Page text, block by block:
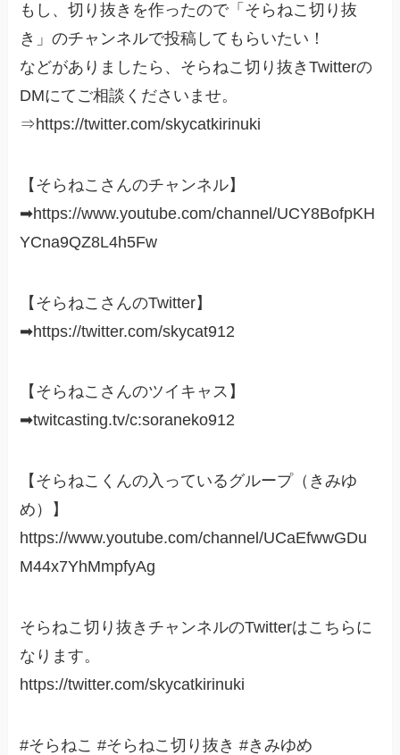
もし、切り抜きを作ったので「そらねこ切り抜
き」のチャンネルで投稿してもらいたい！
などがありましたら、そらねこ切り抜きTwitterの
DMにてご相談くださいませ。
⇒https://twitter.com/skycatkirinuki
【そらねこさんのチャンネル】
➡https://www.youtube.com/channel/UCY8BofpKH
YCna9QZ8L4h5Fw
【そらねこさんのTwitter】
➡https://twitter.com/skycat912
【そらねこさんのツイキャス】
➡twitcasting.tv/c:soraneko912
【そらねこくんの入っているグループ（きみゆ
め）】
https://www.youtube.com/channel/UCaEfwwGDu
M44x7YhMmpfyAg
そらねこ切り抜きチャンネルのTwitterはこちらに
なります。
https://twitter.com/skycatkirinuki
#そらねこ #そらねこ切り抜き #きみゆめ